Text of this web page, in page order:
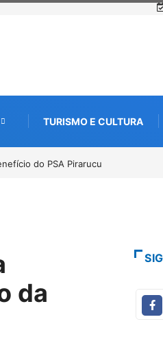
TURISMO E CULTURA
nativas da Amazônia
da